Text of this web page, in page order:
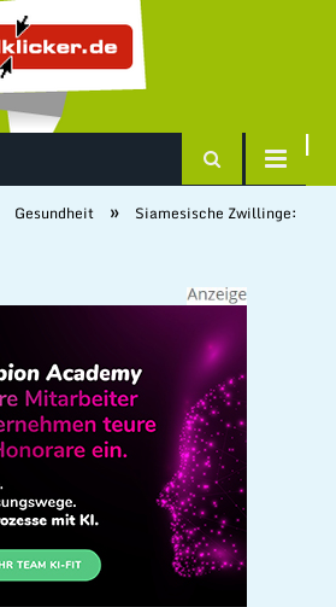
Gesundheit »
Siamesische Zwillinge: